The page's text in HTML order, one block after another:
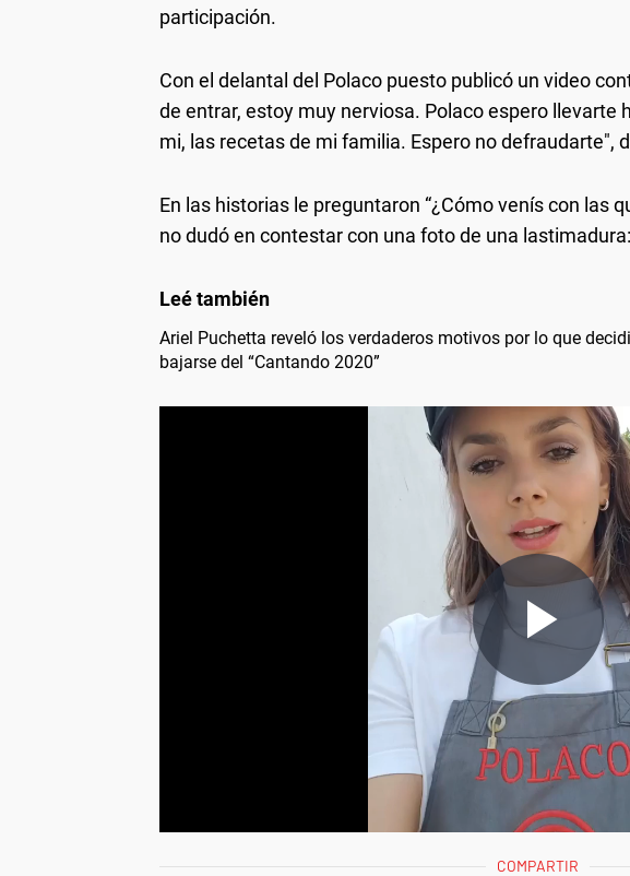
participación.
Con el delantal del Polaco puesto publicó un video
de entrar, estoy muy nerviosa. Polaco espero llevarte
mi, las recetas de mi familia. Espero no defraudarte",
En las historias le preguntaron “¿Cómo venís con las
no dudó en contestar con una foto de una
Ariel Puchetta reveló los verdaderos motivos por lo que
bajarse del “Cantando 2020”
COMPARTIR